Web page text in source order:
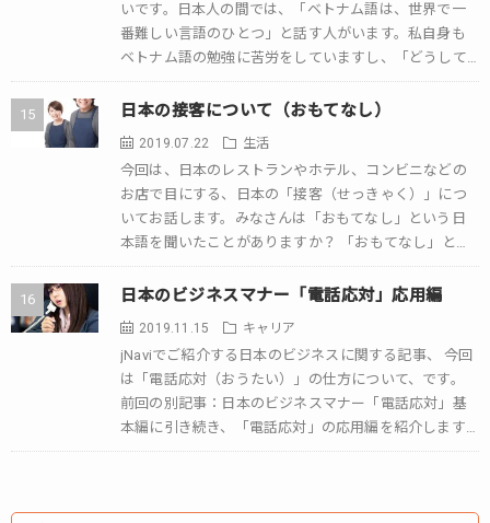
いです。日本人の間では、「ベトナム語は、世界で一
番難しい言語のひとつ」と話す人がいます。私自身も
ベトナム語の勉強に苦労をしていますし、「どうして
こうなの？」と思うことが多いです。 その国の人に […]
日本の接客について（おもてなし）
2019.07.22 生活
今回は、日本のレストランやホテル、コンビニなどの
お店で目にする、日本の「接客（せっきゃく）」につ
いてお話します。みなさんは「おもてなし」という日
本語を聞いたことがありますか？ 「おもてなし」と
は、心を込めてサービスをすることです。日本は、こ
[…]
日本のビジネスマナー「電話応対」応用編
2019.11.15 キャリア
jNaviでご紹介する日本のビジネスに関する記事、 今回
は「電話応対（おうたい）」の仕方について、です。
前回の別記事：日本のビジネスマナー「電話応対」基
本編に引き続き、「電話応対」の応用編を紹介します。
応用編では、主に「電話応対」に関する […]